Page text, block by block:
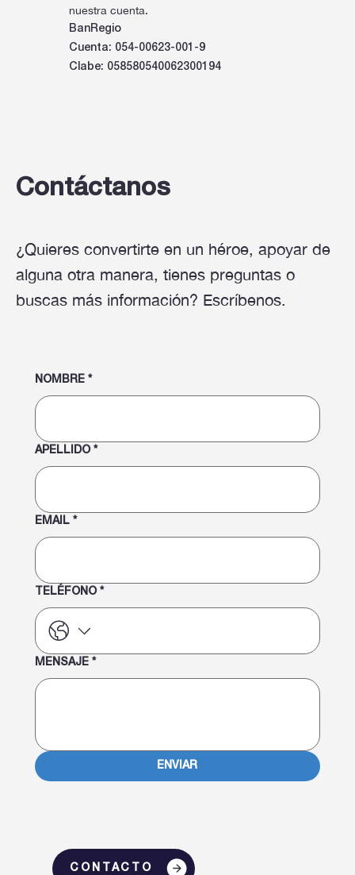
nuestra cuenta.
BanRegio
Cuenta: 054-00623-001-9
Clabe: 058580540062300194
Contáctanos
¿Quieres convertirte en un héroe, apoyar de
alguna otra manera, tienes preguntas o
buscas más información? Escríbenos.
NOMBRE *
APELLIDO *
EMAIL *
TELÉFONO *
MENSAJE *
ENVIAR
CONTACTO